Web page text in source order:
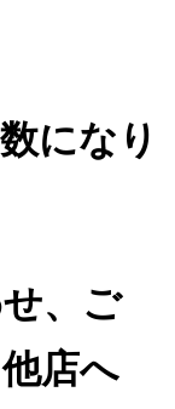
になり
、ご
店へ